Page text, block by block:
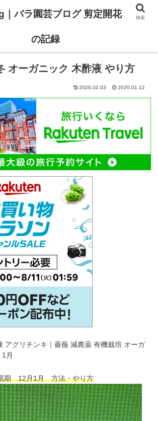
オーガニック 木酢液 やり方
2026.02.03 2020.01.12
アグリチンキ｜薔薇 減農薬 有機栽培 オーガ
月
期 12月1月 方法・やり方
バラ園芸ブログ 剪定開花
の記録
検索